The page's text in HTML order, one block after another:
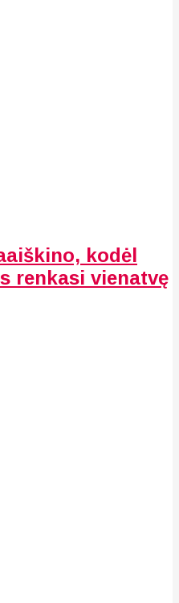
kodėl
renkasi vienatvę